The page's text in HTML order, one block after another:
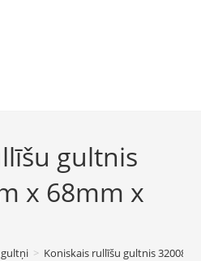
gultnis
x 68mm x
> Koniskais rullīšu gultnis 32008,